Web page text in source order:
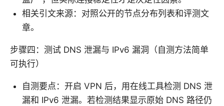
相关引文来源：对照公开的节点分布列表和评测文
章。
步骤四：测试 DNS 泄漏与 IPv6 漏洞（自测方法简单
可执行）
自测要点：开启 VPN 后，用在线工具检测 DNS 泄
漏和 IPv6 泄漏。若检测结果显示原始 DNS 路径仍